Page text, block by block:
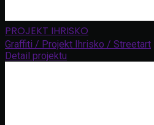
PROJEKT IHRISKO
Graffiti / Projekt Ihrisko / Streetart
Detail projektu